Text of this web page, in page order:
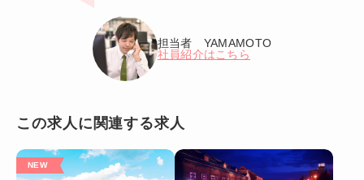
担当者 YAMAMOTO
社員紹介はこちら
この求人に関連する求人